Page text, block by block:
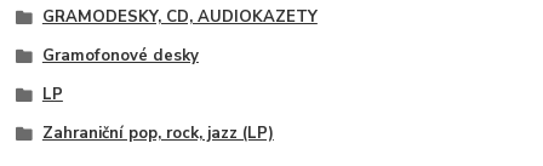
GRAMODESKY, CD, AUDIOKAZETY
Gramofonové desky
LP
Zahraniční pop, rock, jazz (LP)